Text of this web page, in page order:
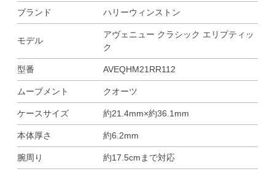
ブランド
ハリーウィンストン
モデル
アヴェニュー クラシック エリプティッ
ク
型番 AVEQHM21RR112
ムーブメント クオーツ
ケースサイズ 約21.4mm×約36.1mm
本体厚さ 約6.2mm
腕周り 約17.5cmまで対応